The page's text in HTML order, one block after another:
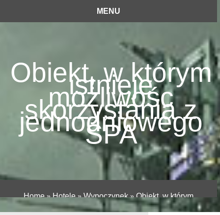
MENU
Obiekt, w którym
istnieje
możliwośc
skorzystania z
jednodniowego
SPA
Home»Hotele»Wypoczynek»Obiekt, w którym
istnieje możliwośc skorzystania z jednodniowego